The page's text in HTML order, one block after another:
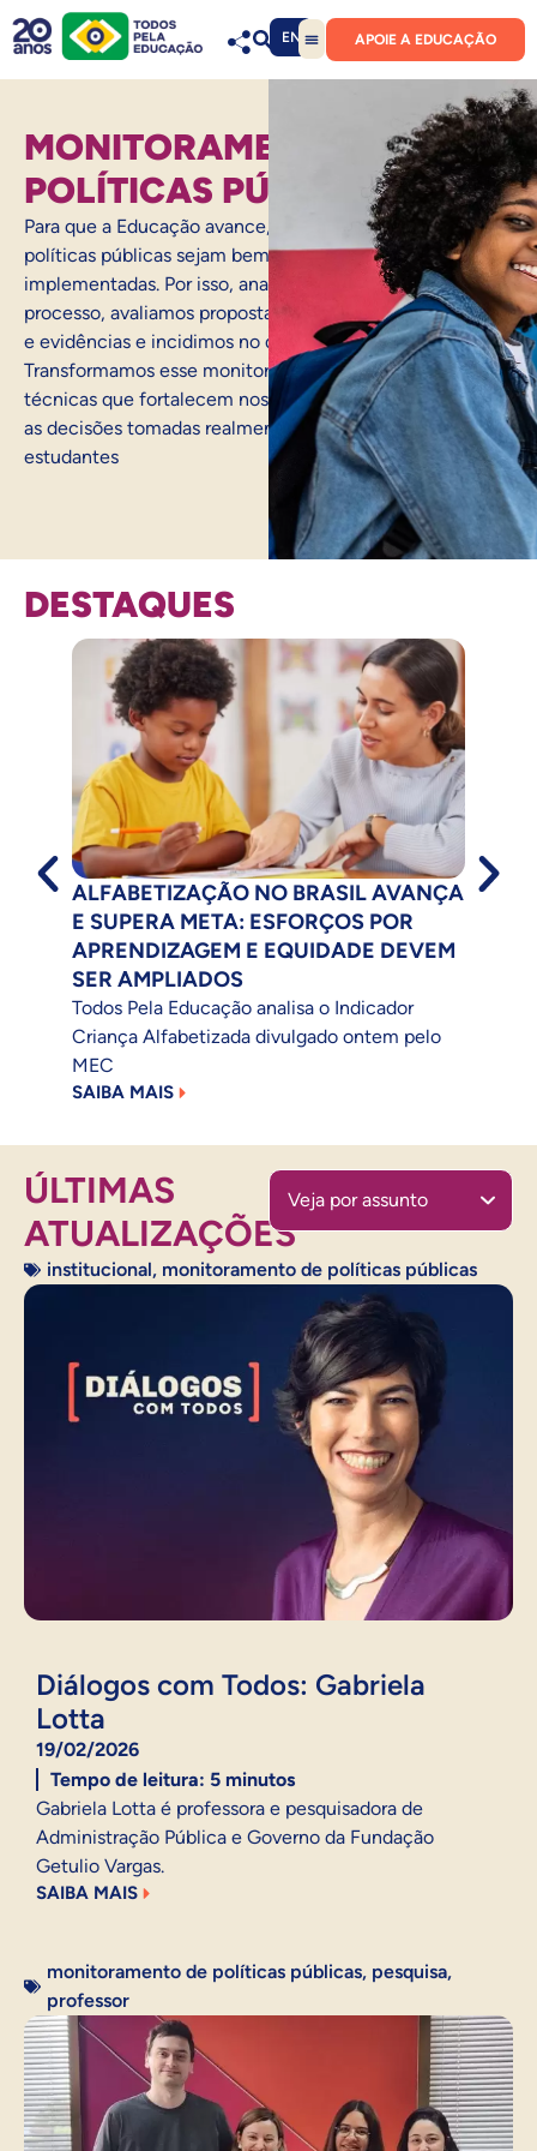
EN APOIE A EDUCAÇÃO
MONITORAMENTO DE
POLÍTICAS PÚBLICAS
Para que a Educação avance, é preciso garantir que as
políticas públicas sejam bem formuladas e
implementadas. Por isso, analisamos cada etapa do
processo, avaliamos propostas, contribuímos com dados
e evidências e incidimos no debate público.
Transformamos esse monitoramento em estudos e notas
técnicas que fortalecem nossa atuação, garantindo que
as decisões tomadas realmente melhorem a vida dos
estudantes
DESTAQUES
ALFABETIZAÇÃO NO BRASIL AVANÇA
E SUPERA META: ESFORÇOS POR
APRENDIZAGEM E EQUIDADE DEVEM
SER AMPLIADOS
Todos Pela Educação analisa o Indicador
Criança Alfabetizada divulgado ontem pelo
MEC
SAIBA MAIS
ÚLTIMAS
ATUALIZAÇÕES
Veja por assunto
institucional, monitoramento de políticas públicas
Diálogos com Todos: Gabriela
Lotta
19/02/2026
Tempo de leitura: 5 minutos
Gabriela Lotta é professora e pesquisadora de
Administração Pública e Governo da Fundação
Getulio Vargas.
SAIBA MAIS
monitoramento de políticas públicas, pesquisa,
professor